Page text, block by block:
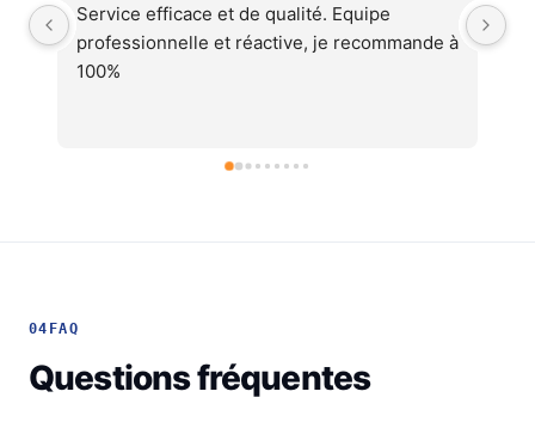
Service au top, devis ultra rapide et
cohérent, équipes professionnelles et
soignéesJe recommande !
04 FAQ
Questions fréquentes